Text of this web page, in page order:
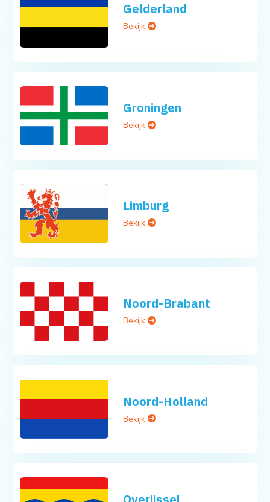
Gelderland
Bekijk
Groningen
Bekijk
Limburg
Bekijk
Noord-Brabant
Bekijk
Noord-Holland
Bekijk